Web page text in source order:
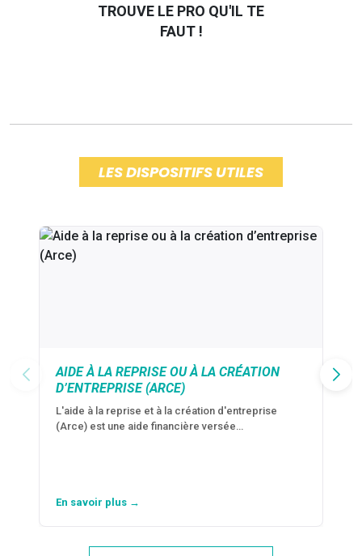
TROUVE LE PRO QU'IL TE
FAUT !
LES DISPOSITIFS UTILES
AIDE À LA REPRISE OU À LA CRÉATION
D’ENTREPRISE (ARCE)
L'aide à la reprise et à la création d'entreprise
(Arce) est une aide financière versée…
En savoir plus →